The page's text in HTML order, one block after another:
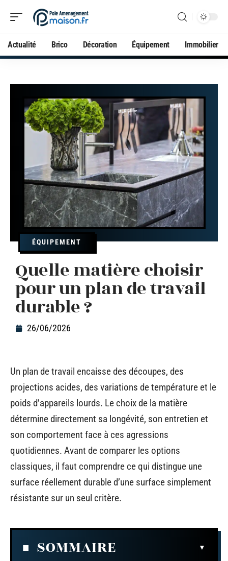
Actualité Brico Décoration Équipement Immobilier
ÉQUIPEMENT
Quelle matière choisir
pour un plan de travail
durable ?
26/06/2026
Un plan de travail encaisse des découpes, des
projections acides, des variations de température et le
poids d’appareils lourds. Le choix de la matière
détermine directement sa longévité, son entretien et
son comportement face à ces agressions
quotidiennes. Avant de comparer les options
classiques, il faut comprendre ce qui distingue une
surface réellement durable d’une surface simplement
résistante sur un seul critère.
SOMMAIRE